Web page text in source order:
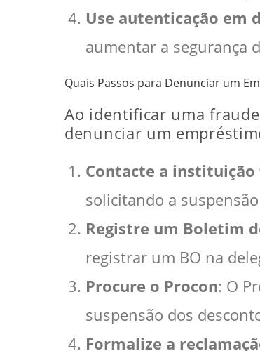
Use autenticação em
aumentar a segurança
Quais Passos para Denunciar um
Ao identificar uma
denunciar um
Contacte a instituição
solicitando a
Registre um Boletim
registrar um BO na
Procure o Procon: O
suspensão dos
Formalize a